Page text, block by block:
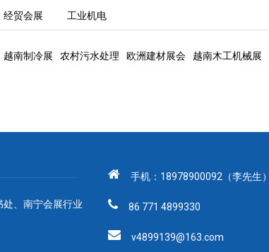
经贸会展 工业机电
越南制冷展 农村污水处理 欧洲建材展会 越南木工机械展
、南宁会展行业
手机：18978900092（李先生）
86 771 4899330
v4899139@163.com